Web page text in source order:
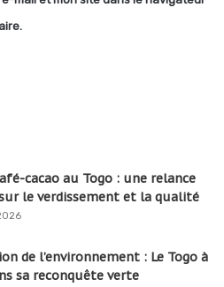
cacao au Togo : une relance
le verdissement et la qualité
de l’environnement : Le Togo à
sa reconquête verte